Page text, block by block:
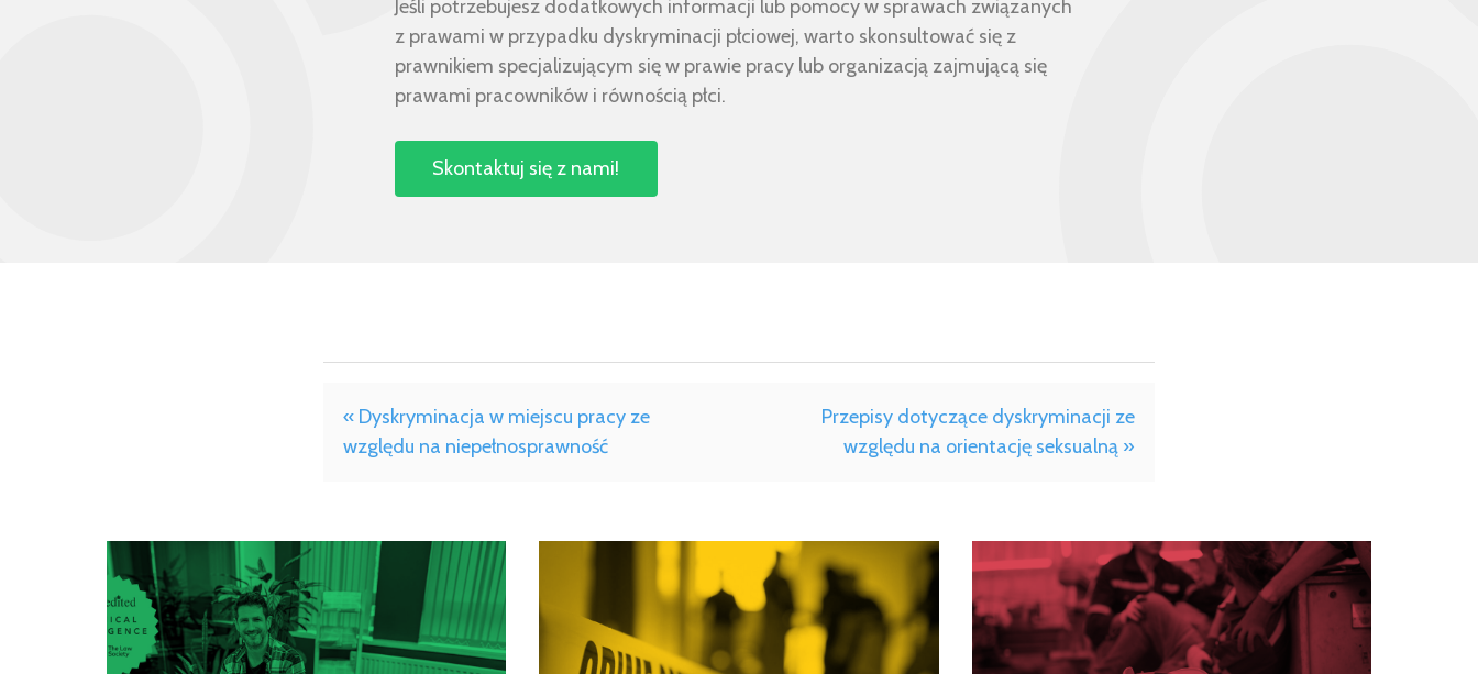
Jeśli potrzebujesz dodatkowych informacji lub pomocy w sprawach związanych
z prawami w przypadku dyskryminacji płciowej, warto skonsultować się z
prawnikiem specjalizującym się w prawie pracy lub organizacją zajmującą się
prawami pracowników i równością płci.
Skontaktuj się z nami!
« Dyskryminacja w miejscu pracy ze
względu na niepełnosprawność
Przepisy dotyczące dyskryminacji ze
względu na orientację seksualną »